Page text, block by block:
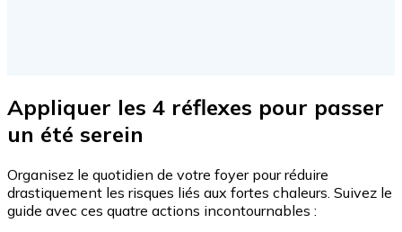
Appliquer les 4 réflexes pour passer
un été serein
Organisez le quotidien de votre foyer pour réduire
drastiquement les risques liés aux fortes chaleurs. Suivez le
guide avec ces quatre actions incontournables :